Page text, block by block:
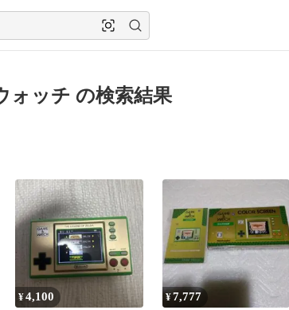
ォッチ の検索結果
¥4,100 ¥7,777